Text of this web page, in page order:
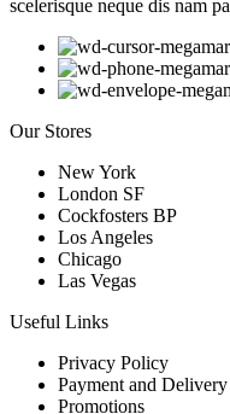
scelerisque neque dis nam
Our Stores
New York
London SF
Cockfosters BP
Los Angeles
Chicago
Las Vegas
Useful Links
Privacy Policy
Payment and Delivery
Promotions